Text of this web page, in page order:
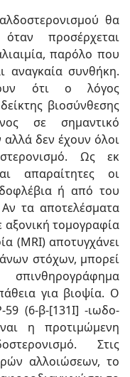
θα
προσέρχεται
παρόλο που
αναγκαία συνθήκη.
ότι ο λόγος
βιοσύνθεσης
σε σημαντικό
δεν έχουν όλοι
Ως εκ
απαραίτητες οι
ή από του
τα αποτελέσματα
αξονική τομογραφία
(MRI) αποτυγχάνει
στόχων, μπορεί
για βιοψία. Ο
59 (6-β-[131Ι] -ιωδο-
η προτιμώμενη
Στις
αλλοιώσεων, το